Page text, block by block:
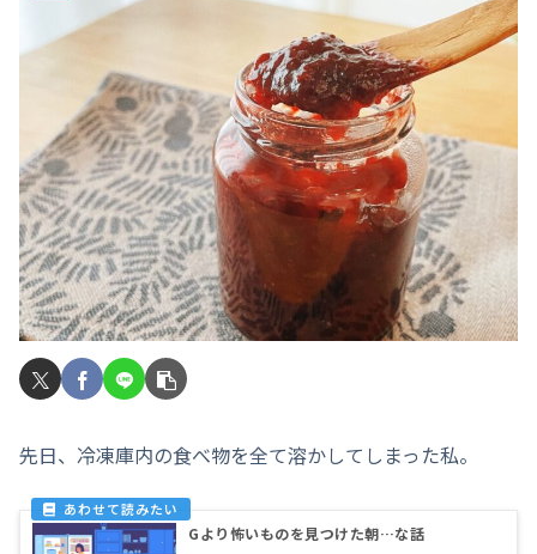
先日、冷凍庫内の食べ物を全て溶かしてしまった私。
Gより怖いものを見つけた朝…な話